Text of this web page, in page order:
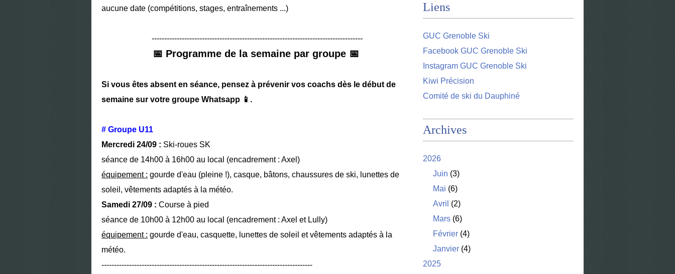
aucune date (compétitions, stages, entraînements ...)
------------------------------------------------------------------------------------
📅 Programme de la semaine par groupe 📅
Si vous êtes absent en séance, pensez à prévenir vos coachs dès le début de
semaine sur votre groupe Whatsapp 📱.
# Groupe U11
Mercredi 24/09 : Ski-roues SK
séance de 14h00 à 16h00 au local (encadrement : Axel)
équipement : gourde d'eau (pleine !), casque, bâtons, chaussures de ski, lunettes de
soleil, vêtements adaptés à la météo.
Samedi 27/09 : Course à pied
séance de 10h00 à 12h00 au local (encadrement : Axel et Lully)
équipement : gourde d'eau, casquette, lunettes de soleil et vêtements adaptés à la
météo.
------------------------------------------------------------------------------------
Liens
GUC Grenoble Ski
Facebook GUC Grenoble Ski
Instagram GUC Grenoble Ski
Kiwi Précision
Comité de ski du Dauphiné
Archives
2026
Juin (3)
Mai (6)
Avril (2)
Mars (6)
Février (4)
Janvier (4)
2025